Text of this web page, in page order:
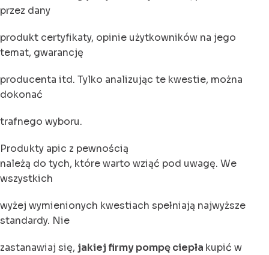
przez dany
produkt certyfikaty, opinie użytkowników na jego
temat, gwarancję
producenta itd. Tylko analizując te kwestie, można
dokonać
trafnego wyboru.
Produkty apic z pewnością
należą do tych, które warto wziąć pod uwagę. We
wszystkich
wyżej wymienionych kwestiach spełniają najwyższe
standardy. Nie
zastanawiaj się, jakiej firmy pompę ciepła kupić w